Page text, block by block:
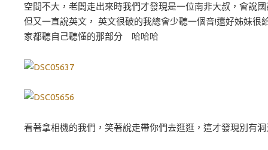
空間不大，老闆走出來時我們才發現是一位南非大叔，會說
但又一直說英文， 英文很破的我總會少聽一個音!還好姊妹很
家都聽自己聽懂的那部分 哈哈哈
看著拿相機的我們，笑著說走帶你們去逛逛，這才發現別有洞